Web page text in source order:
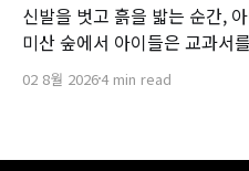
신발을 벗고 흙을 밟는 순간,
미산 숲에서 아이들은 교과서
발걸음을 따라가고, 이슬의 무
히 머물 때, 생태감수성은 저절
02 8월 20264 min read